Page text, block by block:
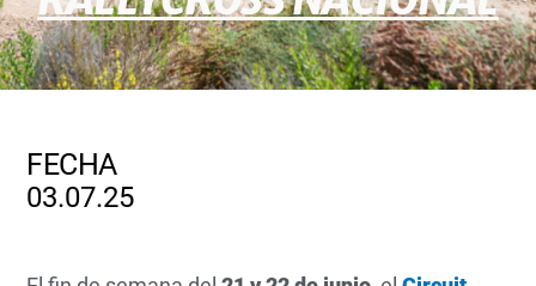
FECHA
03.07.25